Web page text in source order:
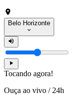
Belo Horizonte
Tocando agora!
Ouça ao vivo / 24h